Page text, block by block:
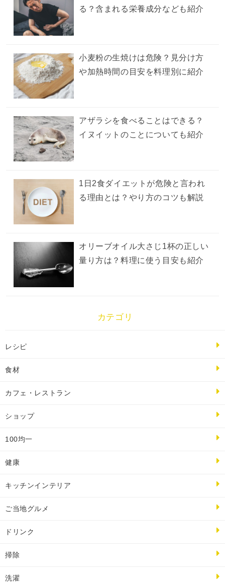
る？含まれる栄養成分なども紹介
小麦粉の生焼けは危険？見分け方
や加熱時間の目安を料理別に紹介
アザラシを食べることはできる？
イヌイットのことについても紹介
1日2食ダイエットが危険と言われ
る理由とは？やり方のコツも解説
オリーブオイル大さじ1杯の正しい
量り方は？料理に使う目安も紹介
カテゴリ
レシピ
食材
カフェ・レストラン
ショップ
100均一
健康
キッチンインテリア
ご当地グルメ
ドリンク
掃除
洗濯